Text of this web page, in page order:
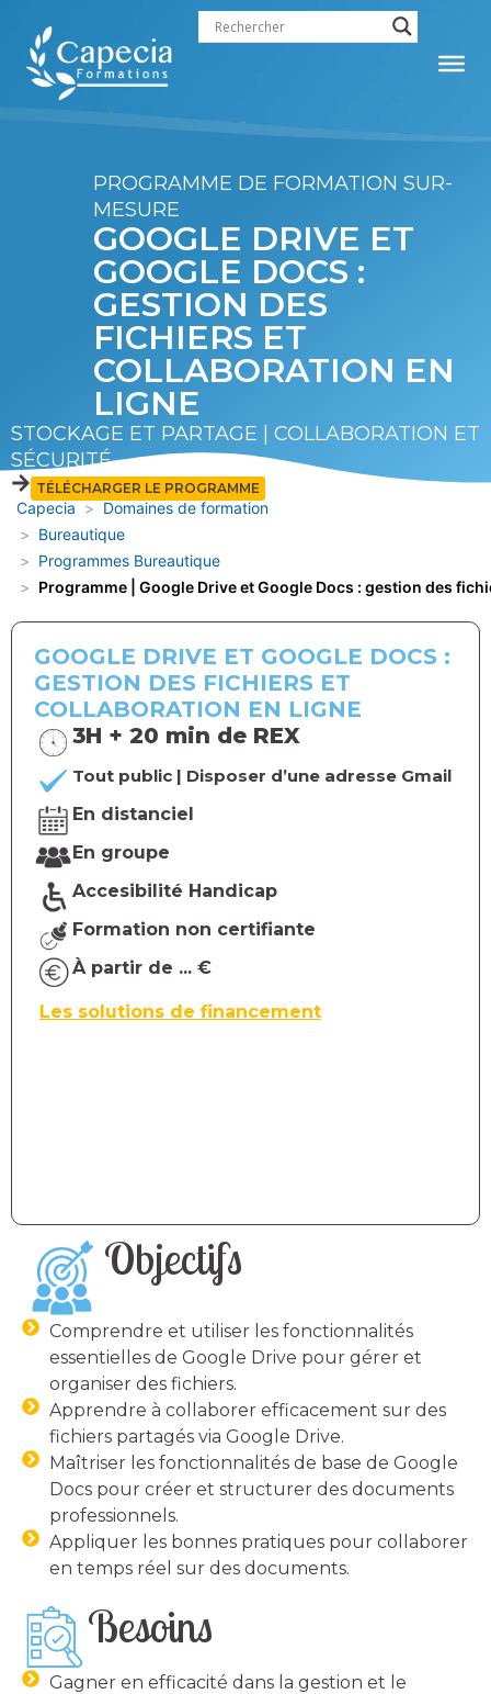
principal
PROGRAMME DE FORMATION SUR-
MESURE
GOOGLE DRIVE ET
GOOGLE DOCS :
GESTION DES
FICHIERS ET
COLLABORATION EN
LIGNE
STOCKAGE ET PARTAGE | COLLABORATION ET
SÉCURITÉ
TÉLÉCHARGER LE PROGRAMME
Capecia
Domaines de formation
Bureautique
Programmes Bureautique
Programme | Google Drive et Google Docs : gestion des
Objectifs
Comprendre et utiliser les fonctionnalités
essentielles de Google Drive pour gérer et
organiser des fichiers.
Apprendre à collaborer efficacement sur des
fichiers partagés via Google Drive.
Maîtriser les fonctionnalités de base de Google
Docs pour créer et structurer des documents
professionnels.
Appliquer les bonnes pratiques pour collaborer
en temps réel sur des documents.
Besoins
Gagner en efficacité dans la gestion et le
GOOGLE DRIVE ET GOOGLE DOCS :
GESTION DES FICHIERS ET
COLLABORATION EN LIGNE
3H + 20 min de REX
Tout public | Disposer d’une adresse Gmail
En distanciel
En groupe
Accesibilité Handicap
Formation non certifiante
À partir de ... €
Les solutions de financement